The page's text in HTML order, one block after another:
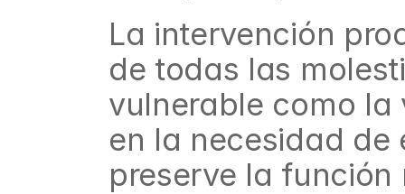
La intervención
de todas las
vulnerable como la
en la necesidad
preserve la